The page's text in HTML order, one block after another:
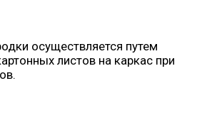
осуществляется путем
листов на каркас при